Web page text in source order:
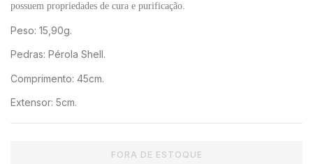
possuem propriedades de cura e purificação.
Peso: 15,90g.
Pedras: Pérola Shell.
Comprimento: 45cm.
Extensor: 5cm.
FORA DE ESTOQUE